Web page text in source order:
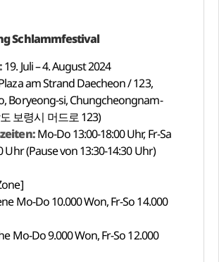
Schlammfestival
19. Juli – 4. August 2024
am Strand Daecheon / 123,
Boryeong-si, Chungcheongnam-
보령시 머드로 123)
Mo-Do 13:00-18:00 Uhr, Fr-Sa
Uhr (Pause von 13:30-14:30 Uhr)
Mo-Do 10.000 Won, Fr-So 14.000
Mo-Do 9.000 Won, Fr-So 12.000